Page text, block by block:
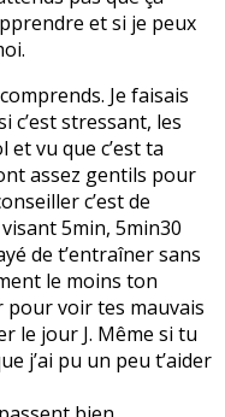
et si je peux
Je faisais
c’est stressant, les
vu que c’est ta
assez gentils pour
c’est de
5min, 5min30
de t’entraîner sans
le moins ton
pour voir tes mauvais
le jour J. Même si tu
j’ai pu un peu t’aider